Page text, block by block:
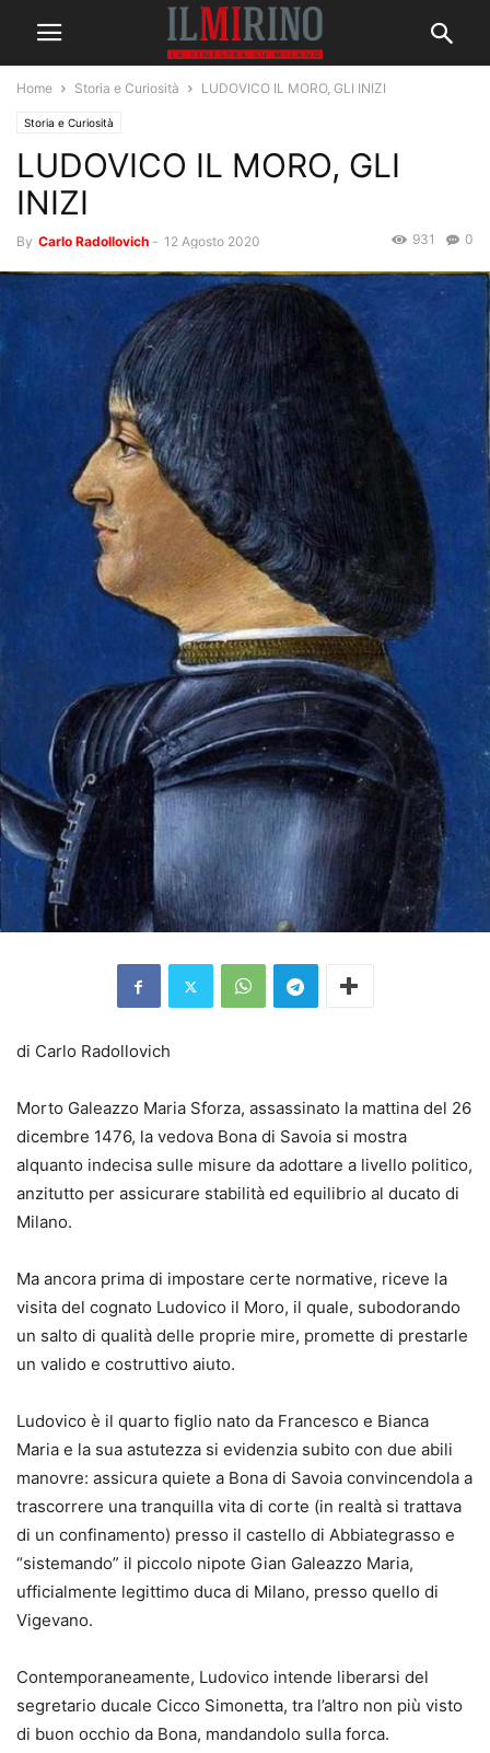
Home Storia e Curiosità LUDOVICO IL MORO, GLI INIZI
Storia e Curiosità
LUDOVICO IL MORO, GLI
INIZI
By Carlo Radollovich - 12 Agosto 2020 0
931
di Carlo Radollovich
Morto Galeazzo Maria Sforza, assassinato la mattina del 26
dicembre 1476, la vedova Bona di Savoia si mostra
alquanto indecisa sulle misure da adottare a livello politico,
anzitutto per assicurare stabilità ed equilibrio al ducato di
Milano.
Ma ancora prima di impostare certe normative, riceve la
visita del cognato Ludovico il Moro, il quale, subodorando
un salto di qualità delle proprie mire, promette di prestarle
un valido e costruttivo aiuto.
Ludovico è il quarto figlio nato da Francesco e Bianca
Maria e la sua astutezza si evidenzia subito con due abili
manovre: assicura quiete a Bona di Savoia convincendola a
trascorrere una tranquilla vita di corte (in realtà si trattava
di un confinamento) presso il castello di Abbiategrasso e
“sistemando” il piccolo nipote Gian Galeazzo Maria,
ufficialmente legittimo duca di Milano, presso quello di
Vigevano.
Contemporaneamente, Ludovico intende liberarsi del
segretario ducale Cicco Simonetta, tra l’altro non più visto
di buon occhio da Bona, mandandolo sulla forca.